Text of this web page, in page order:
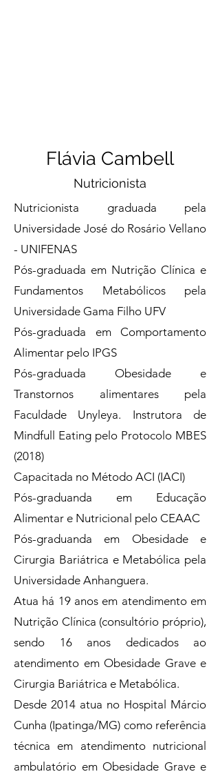
Flávia Cambell
Nutricionista
Nutricionista graduada pela
Universidade José do Rosário Vellano
- UNIFENAS
Pós-graduada em Nutrição Clínica e
Fundamentos Metabólicos pela
Universidade Gama Filho UFV
Pós-graduada em Comportamento
Alimentar pelo IPGS
Pós-graduada Obesidade e
Transtornos alimentares pela
Faculdade Unyleya. Instrutora de
Mindfull Eating pelo Protocolo MBES
(2018)
Capacitada no Método ACI (IACI)
Pós-graduanda em Educação
Alimentar e Nutricional pelo CEAAC
Pós-graduanda em Obesidade e
Cirurgia Bariátrica e Metabólica pela
Universidade Anhanguera.
Atua há 19 anos em atendimento em
Nutrição Clínica (consultório próprio),
sendo 16 anos dedicados ao
atendimento em Obesidade Grave e
Cirurgia Bariátrica e Metabólica.
Desde 2014 atua no Hospital Márcio
Cunha (Ipatinga/MG) como referência
técnica em atendimento nutricional
ambulatório em Obesidade Grave e